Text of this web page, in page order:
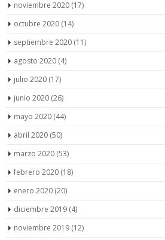
noviembre 2020 (17)
octubre 2020 (14)
septiembre 2020 (11)
agosto 2020 (4)
julio 2020 (17)
junio 2020 (26)
mayo 2020 (44)
abril 2020 (50)
marzo 2020 (53)
febrero 2020 (18)
enero 2020 (20)
diciembre 2019 (4)
noviembre 2019 (12)